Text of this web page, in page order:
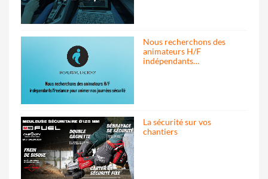
Nous recherchons des
animateurs H/F
indépendants…
La sécurité sur vos
chantiers